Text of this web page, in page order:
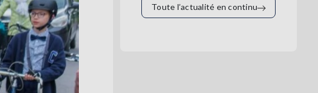
Toute l’actualité en continu